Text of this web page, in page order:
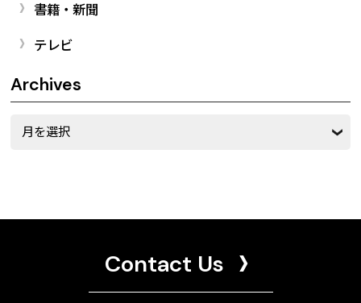
書籍・新聞
テレビ
Archives
Archives
Contact Us